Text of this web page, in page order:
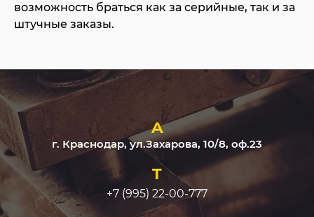
возможность браться как за серийные, так и за
штучные заказы.
T
+7 (995) 22-00-777
A
г. Краснодар, ул.​Захарова, 10/8, оф.23